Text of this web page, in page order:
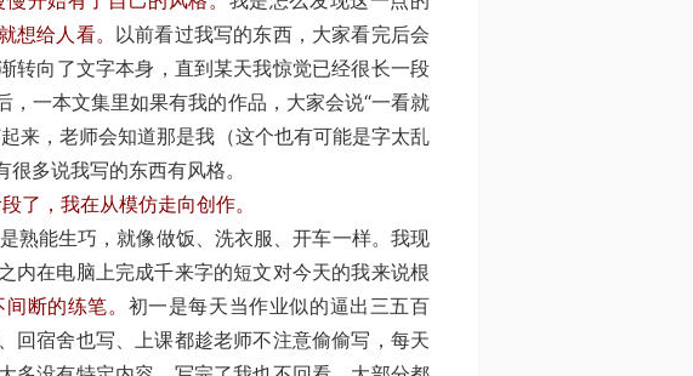
想给人看。 以前看过我写的东西，大家看完后会
转向了文字本身，直到某天我惊觉已经很长一段
一本文集里如果有我的作品，大家会说“一看就
来，老师会知道那是我（这个也有可能是字太乱
多说我写的东西有风格。
了，我在从模仿走向创作。
能生巧，就像做饭、洗衣服、开车一样。我现
内在电脑上完成千来字的短文对今天的我来说根
断的练笔。 初一是每天当作业似的逼出三五百
回宿舍也写、上课都趁老师不注意偷偷写，每天